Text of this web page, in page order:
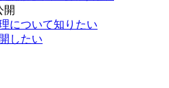
開
について知りたい
したい